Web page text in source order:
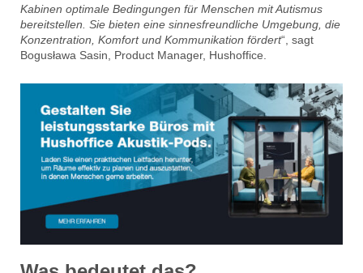
Kabinen optimale Bedingungen für Menschen mit Autismus
bereitstellen. Sie bieten eine sinnesfreundliche Umgebung, die
Konzentration, Komfort und Kommunikation fördert“, sagt
Bogusława Sasin, Product Manager, Hushoffice.